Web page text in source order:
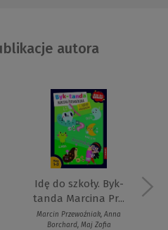
autora
Idę do szkoły. Byk-
tanda Marcina Pr...
Marcin Przewoźniak, Anna
Borchard, Maj Zofia